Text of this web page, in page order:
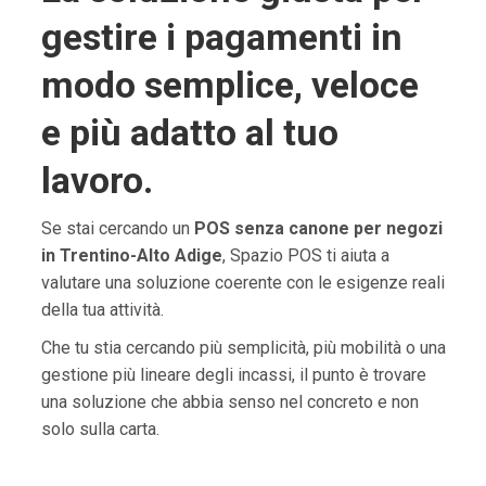
gestire i pagamenti in
modo semplice, veloce
e più adatto al tuo
lavoro.
Se stai cercando un POS senza canone per negozi
in Trentino-Alto Adige, Spazio POS ti aiuta a
valutare una soluzione coerente con le esigenze reali
della tua attività.
Che tu stia cercando più semplicità, più mobilità o una
gestione più lineare degli incassi, il punto è trovare
una soluzione che abbia senso nel concreto e non
solo sulla carta.